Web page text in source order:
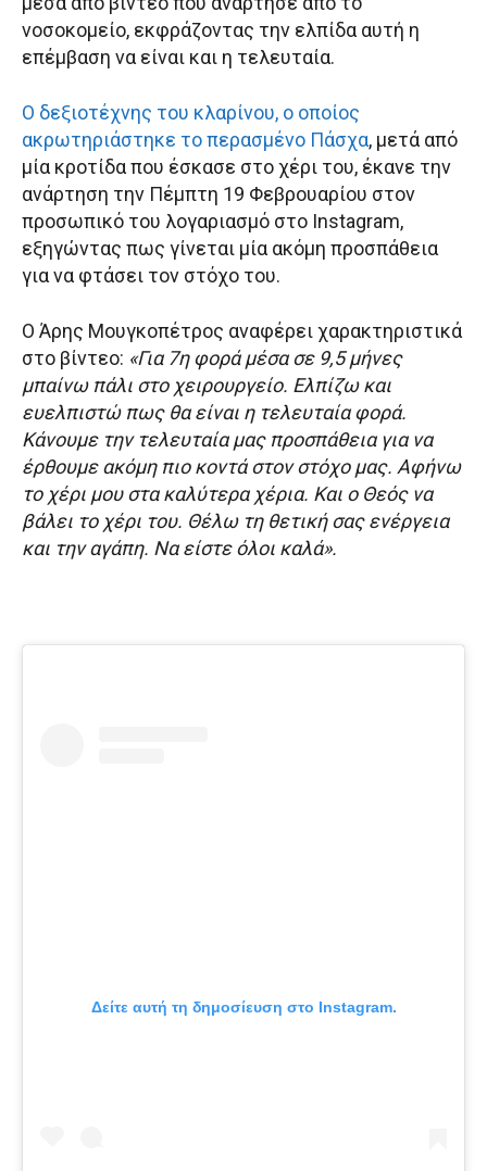
νοσοκομείο, εκφράζοντας την ελπίδα αυτή η
επέμβαση να είναι και η τελευταία.
Ο δεξιοτέχνης του κλαρίνου, ο οποίος
ακρωτηριάστηκε το περασμένο Πάσχα, μετά από
μία κροτίδα που έσκασε στο χέρι του, έκανε την
ανάρτηση την Πέμπτη 19 Φεβρουαρίου στον
προσωπικό του λογαριασμό στο Instagram,
εξηγώντας πως γίνεται μία ακόμη προσπάθεια
για να φτάσει τον στόχο του.
Ο Άρης Μουγκοπέτρος αναφέρει χαρακτηριστικά
στο βίντεο: «Για 7η φορά μέσα σε 9,5 μήνες
μπαίνω πάλι στο χειρουργείο. Ελπίζω και
ευελπιστώ πως θα είναι η τελευταία φορά.
Κάνουμε την τελευταία μας προσπάθεια για να
έρθουμε ακόμη πιο κοντά στον στόχο μας. Αφήνω
το χέρι μου στα καλύτερα χέρια. Και ο Θεός να
βάλει το χέρι του. Θέλω τη θετική σας ενέργεια
και την αγάπη. Να είστε όλοι καλά».
Δείτε αυτή τη δημοσίευση στο Instagram.